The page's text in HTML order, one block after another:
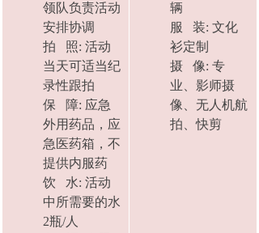
领队负责活动
安排协调
拍 照: 活动
当天可适当纪
录性跟拍
保 障: 应急
外用药品，应
急医药箱，不
提供内服药
饮 水: 活动
中所需要的水
2瓶/人
辆
服 装: 文化
衫定制
摄 像: 专
业、影师摄
像、无人机航
拍、快剪